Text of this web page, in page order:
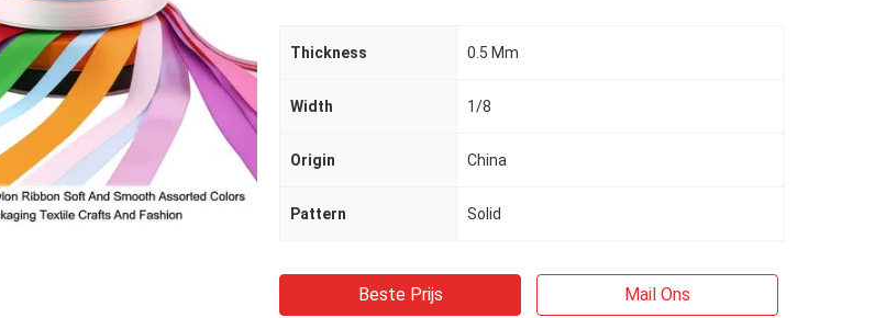
Thickness 0.5 Mm
Width 1/8
Origin China
Pattern Solid
Beste Prijs Mail Ons